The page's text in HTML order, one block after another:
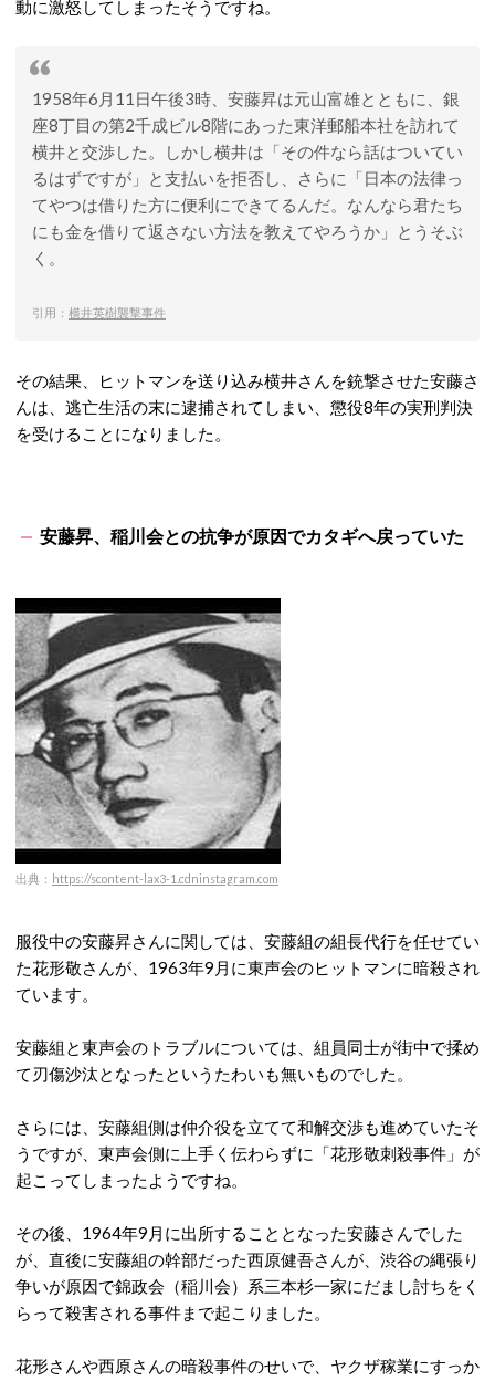
動に激怒してしまったそうですね。
1958年6月11日午後3時、安藤昇は元山富雄とともに、銀
座8丁目の第2千成ビル8階にあった東洋郵船本社を訪れて
横井と交渉した。しかし横井は「その件なら話はついてい
るはずですが」と支払いを拒否し、さらに「日本の法律っ
てやつは借りた方に便利にできてるんだ。なんなら君たち
にも金を借りて返さない方法を教えてやろうか」とうそぶ
く。
引用： 横井英樹襲撃事件
その結果、ヒットマンを送り込み横井さんを銃撃させた安藤さ
んは、逃亡生活の末に逮捕されてしまい、懲役8年の実刑判決
を受けることになりました。
安藤昇、稲川会との抗争が原因でカタギへ戻っていた
出典： https://scontent-lax3-1.cdninstagram.com
服役中の安藤昇さんに関しては、安藤組の組長代行を任せてい
た花形敬さんが、1963年9月に東声会のヒットマンに暗殺され
ています。
安藤組と東声会のトラブルについては、組員同士が街中で揉め
て刃傷沙汰となったというたわいも無いものでした。
さらには、安藤組側は仲介役を立てて和解交渉も進めていたそ
うですが、東声会側に上手く伝わらずに「花形敬刺殺事件」が
起こってしまったようですね。
その後、1964年9月に出所することとなった安藤さんでした
が、直後に安藤組の幹部だった西原健吾さんが、渋谷の縄張り
争いが原因で錦政会（稲川会）系三本杉一家にだまし討ちをく
らって殺害される事件まで起こりました。
花形さんや西原さんの暗殺事件のせいで、ヤクザ稼業にすっか